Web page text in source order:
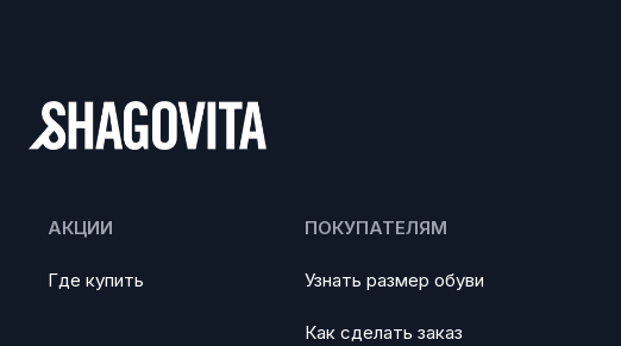
АКЦИИ
Где купить
ПОКУПАТЕЛЯМ
Узнать размер обуви
Как сделать заказ